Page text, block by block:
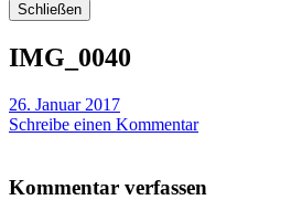
Schließen
IMG_0040
26. Januar 2017
Schreibe einen Kommentar
Kommentar verfassen